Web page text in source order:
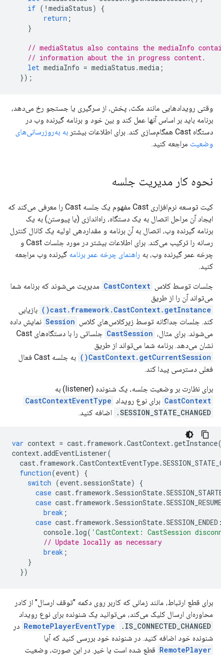
if ( ! mediaStatus)
{
return ;
}
// mediaStatus also contains the mediaInfo
// information about the in progress content.
let mediaInfo = mediaStatus .media ;
});
وقتی رویدادهایی مانند مکث، پخش، از سرگیری یا جستجو رخ می‌دهد،
برنامه باید بر اساس آنها عمل کند و بین خود و برنامه گیرنده وب در
دستگاه Cast همگام‌سازی کند. برای اطلاعات بیشتر
به به‌روزرسانی‌های
وضعیت مراجعه کنید.
نحوه کار مدیریت جلسه
کیت توسعه نرم‌افزاری Cast مفهوم یک جلسه Cast را معرفی می‌کند که
ایجاد آن مراحل اتصال به یک دستگاه، راه‌اندازی (یا پیوستن) به یک
برنامه گیرنده وب، اتصال به آن برنامه و مقداردهی اولیه یک کانال کنترل
رسانه را ترکیب می‌کند. برای اطلاعات بیشتر در مورد جلسات Cast و
چرخه عمر گیرنده وب، به راهنمای چرخه عمر برنامه گیرنده وب مراجعه
کنید.
جلسات توسط کلاس CastContext مدیریت می‌شوند که برنامه شما
می‌تواند آن را از طریق
cast.framework.CastContext.getInstance()
بازیابی
کند. جلسات جداگانه توسط زیرکلاس‌های کلاس Session نمایش داده
می‌شوند. برای مثال، CastSession
جلساتی را با دستگاه‌های Cast
نشان می‌دهد. برنامه شما می‌تواند از طریق
CastContext.getCurrentSession()
به جلسه Cast فعال
فعلی دسترسی پیدا کند.
برای نظارت بر وضعیت جلسه، یک شنونده (listener) به
CastContext برای نوع رویداد CastContextEventType
.SESSION_STATE_CHANGED
اضافه کنید.
var context = cast. framework .CastContext.getInstance
context.addEventListener(
cast. framework .CastContextEventType.
function(event)
{
switch (event. sessionState)
{
case cast. framework .SessionState.
case cast. framework .SessionState.
break ;
case cast. framework .SessionState.SESSION_ENDED
console. log( 'CastContext: CastSession
// Update locally as necessary
break ;
}
})
برای قطع ارتباط، مانند زمانی که کاربر روی دکمه "توقف ارسال" از کادر
محاوره‌ای ارسال کلیک می‌کند، می‌توانید یک شنونده برای نوع رویداد
RemotePlayerEventType
.IS_CONNECTED_CHANGED
در
شنونده خود اضافه کنید. در شنونده خود بررسی کنید که آیا
RemotePlayer قطع شده است یا خیر. در این صورت، وضعیت